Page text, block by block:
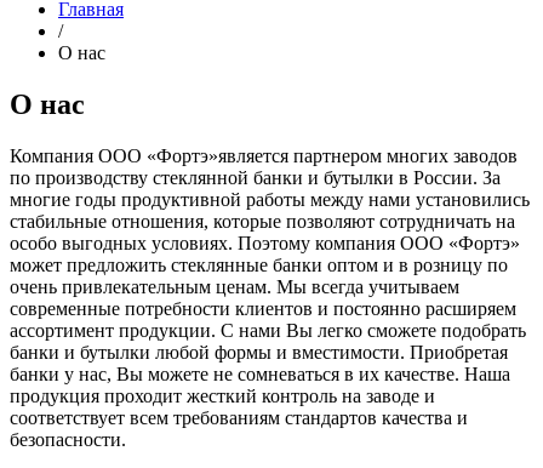
Главная
/
О нас
О нас
Компания ООО «Фортэ»является партнером многих заводов
по производству стеклянной банки и бутылки в России. За
многие годы продуктивной работы между нами установились
стабильные отношения, которые позволяют сотрудничать на
особо выгодных условиях. Поэтому компания ООО «Фортэ»
может предложить стеклянные банки оптом и в розницу по
очень привлекательным ценам. Мы всегда учитываем
современные потребности клиентов и постоянно расширяем
ассортимент продукции. С нами Вы легко сможете подобрать
банки и бутылки любой формы и вместимости. Приобретая
банки у нас, Вы можете не сомневаться в их качестве. Наша
продукция проходит жесткий контроль на заводе и
соответствует всем требованиям стандартов качества и
безопасности.